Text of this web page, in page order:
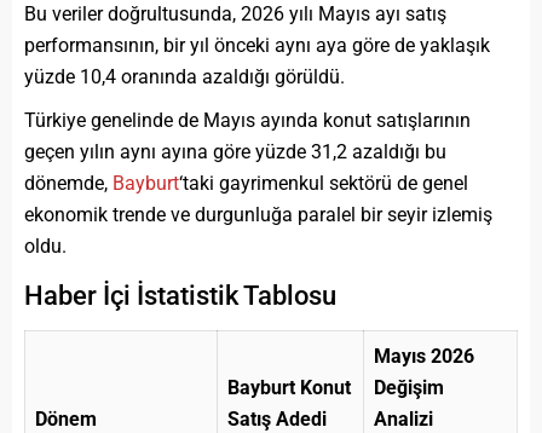
Bu veriler doğrultusunda, 2026 yılı Mayıs ayı satış
performansının, bir yıl önceki aynı aya göre de yaklaşık
yüzde 10,4 oranında azaldığı görüldü.
Türkiye genelinde de Mayıs ayında konut satışlarının
geçen yılın aynı ayına göre yüzde 31,2 azaldığı bu
dönemde, Bayburt‘taki gayrimenkul sektörü de genel
ekonomik trende ve durgunluğa paralel bir seyir izlemiş
oldu.
Haber İçi İstatistik Tablosu
Dönem
Bayburt Konut
Satış Adedi
Mayıs 2026
Değişim
Analizi